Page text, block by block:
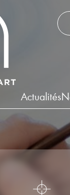
Actualités